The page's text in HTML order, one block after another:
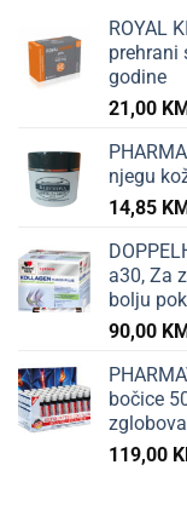
ROYAL
prehrani
godine
21,00
njegu
14,85
a30, Za
bolju
90,00
bočice
119,00